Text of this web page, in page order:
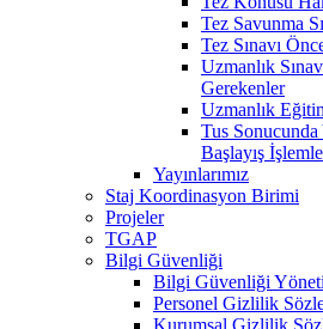
Tez Savunma
Tez Sınavı
Uzmanlık
Gerekenler
Uzmanlık
Tus Sonucunda
Başlayış
Yayınlarımız
Staj Koordinasyon Birimi
Projeler
TGAP
Bilgi Güvenliği
Bilgi Güvenliği
Personel Gizlilik
Kurumsal Gizlilik